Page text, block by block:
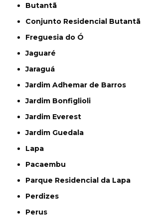
Butantã
Conjunto Residencial Butantã
Freguesia do Ó
Jaguaré
Jaraguá
Jardim Adhemar de Barros
Jardim Bonfiglioli
Jardim Everest
Jardim Guedala
Lapa
Pacaembu
Parque Residencial da Lapa
Perdizes
Perus